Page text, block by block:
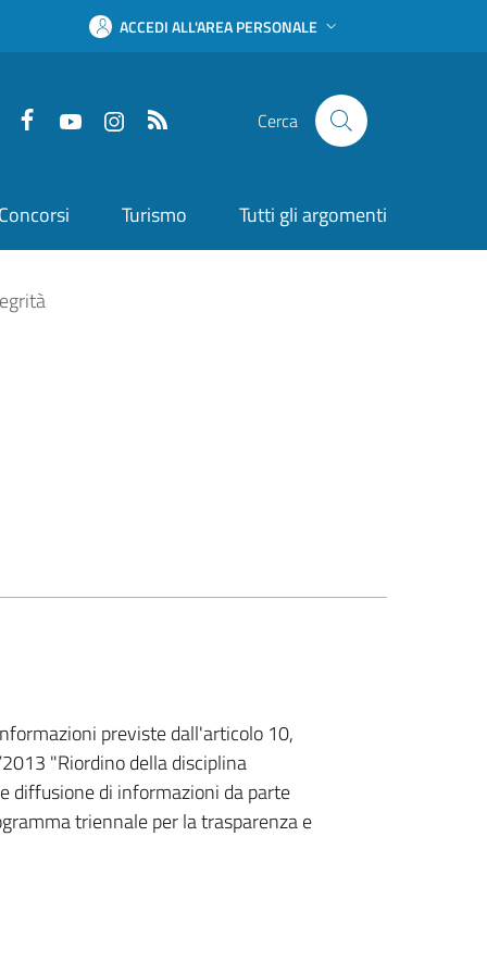
ACCEDI ALL'AREA PERSONALE
FacebookYouTube Instagram Cerca
Turismo Tutti gli argomenti
previste dall'articolo 10,
"Riordino della disciplina
diffusione di informazioni da parte
triennale per la trasparenza e